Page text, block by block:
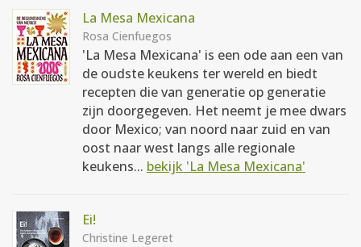
La Mesa Mexicana
Rosa Cienfuegos
'La Mesa Mexicana' is een ode aan een van
de oudste keukens ter wereld en biedt
recepten die van generatie op generatie
zijn doorgegeven. Het neemt je mee dwars
door Mexico; van noord naar zuid en van
oost naar west langs alle regionale
keukens... bekijk 'La Mesa Mexicana'
Ei!
Christine Legeret